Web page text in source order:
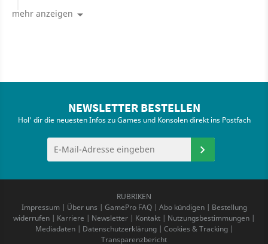
mehr anzeigen
NEWSLETTER BESTELLEN
Hol' dir die neuesten Infos zu Games und Konsolen direkt ins Postfach
RUBRIKEN
Impressum| Über uns GamePro FAQ| Abo kündigen| Bestellung
widerrufen
Karriere Newsletter Kontakt Nutzungsbestimmungen
Mediadaten| Datenschutzerklärung| Cookies & Tracking|
Transparenzbericht